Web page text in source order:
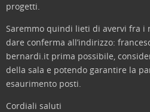
progetti.
Saremmo quindi lieti di avervi fra i
dare conferma all’indirizzo:
bernardi.it prima possibile,
della sala e potendo garantire la
esaurimento posti.
Cordiali saluti